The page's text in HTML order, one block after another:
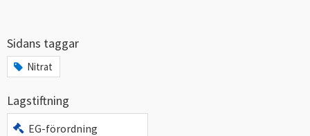
Sidans taggar
Nitrat
Lagstiftning
EG-förordning